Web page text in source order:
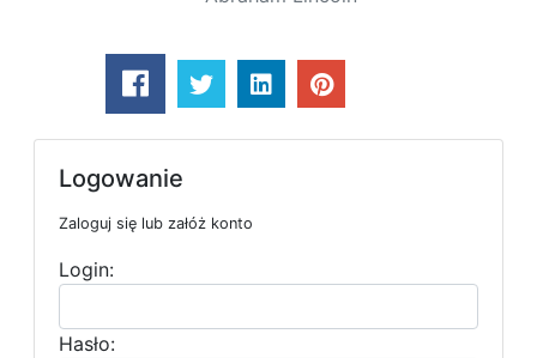
Logowanie
Zaloguj się lub załóż konto
Login:
Hasło: